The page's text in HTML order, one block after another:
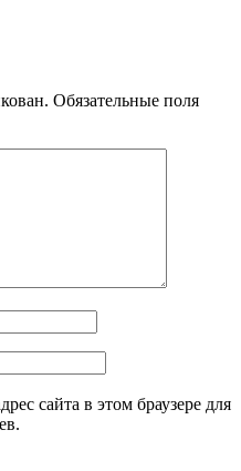
Обязательные поля
сайта в этом браузере для